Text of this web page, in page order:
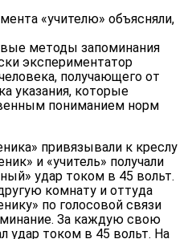
«учителю» объясняли,
методы запоминания
экспериментатор
получающего от
указания, которые
пониманием норм
привязывали к креслу
и «учитель» получали
удар током в 45 вольт.
комнату и оттуда
по голосовой связи
За каждую свою
удар током в 45 вольт. На